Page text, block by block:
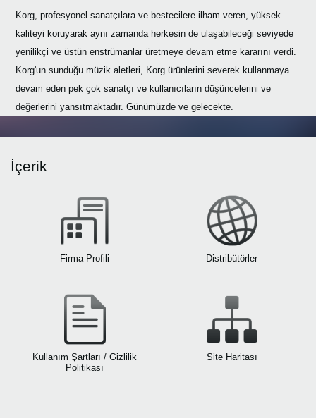
Konum
Sosyal Medya
KORG Hakkında
Korg, profesyonel sanatçılara ve bestecilere ilham veren, yüksek
kaliteyi koruyarak aynı zamanda herkesin de ulaşabileceği seviyede
yenilikçi ve üstün enstrümanlar üretmeye devam etme kararını verdi.
Korg'un sunduğu müzik aletleri, Korg ürünlerini severek kullanmaya
devam eden pek çok sanatçı ve kullanıcıların düşüncelerini ve
değerlerini yansıtmaktadır. Günümüzde ve gelecekte.
İçerik
Firma Profili Distribütörler
Kullanım Şartları / Gizlilik
Politikası
Site Haritası